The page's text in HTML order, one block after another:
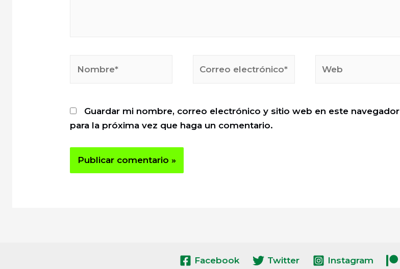
Guardar mi nombre, correo electrónico y sitio web en este navegador
para la próxima vez que haga un comentario.
Facebook Twitter Instagram